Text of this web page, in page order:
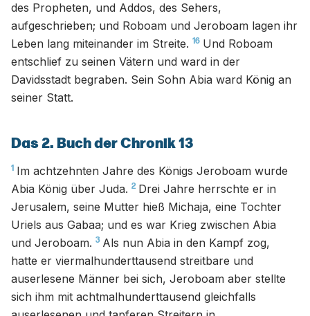
des Propheten, und Addos, des Sehers,
aufgeschrieben; und Roboam und Jeroboam lagen ihr
Leben lang miteinander im Streite. 16 Und Roboam
entschlief zu seinen Vätern und ward in der
Davidsstadt begraben. Sein Sohn Abia ward König an
seiner Statt.
Das 2. Buch der Chronik 13
1 Im achtzehnten Jahre des Königs Jeroboam wurde
Abia König über Juda. 2 Drei Jahre herrschte er in
Jerusalem, seine Mutter hieß Michaja, eine Tochter
Uriels aus Gabaa; und es war Krieg zwischen Abia
und Jeroboam. 3 Als nun Abia in den Kampf zog,
hatte er viermalhunderttausend streitbare und
auserlesene Männer bei sich, Jeroboam aber stellte
sich ihm mit achtmalhunderttausend gleichfalls